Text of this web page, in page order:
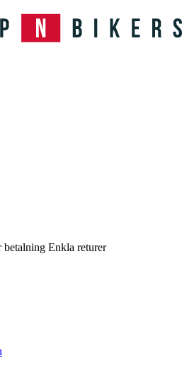
betalning Enkla returer